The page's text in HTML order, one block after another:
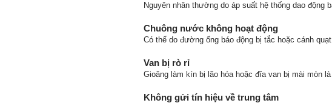
Nguyên nhân thường do áp suất hệ thống dao động
Chuông nước không hoạt động
Có thể do đường ống báo động bị tắc hoặc cánh
Van bị rò rỉ
Gioăng làm kín bị lão hóa hoặc đĩa van bị mài mòn
Không gửi tín hiệu về trung tâm